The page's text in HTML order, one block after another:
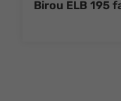
Birou ELB 195